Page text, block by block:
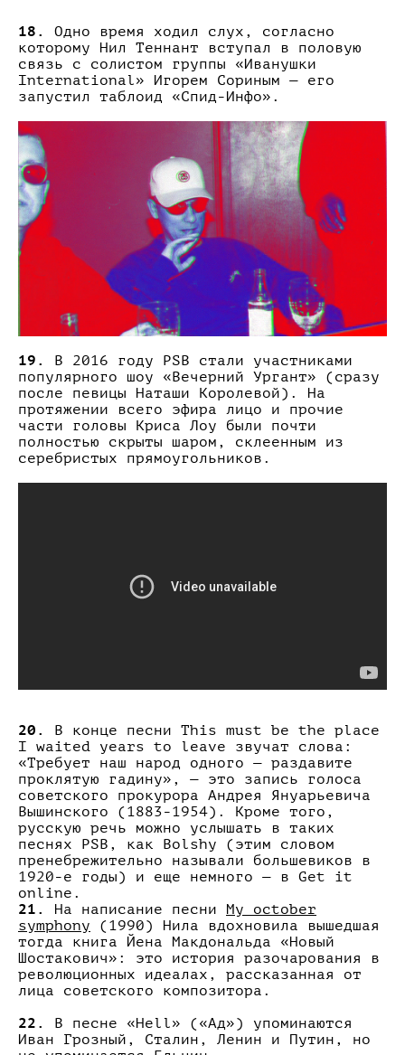
18. Одно время ходил слух, согласно
которому Нил Теннант вступал в половую
связь с солистом группы «Иванушки
International» Игорем Сориным — его
запустил таблоид «Спид-Инфо».
19. В 2016 году PSB стали участниками
популярного шоу «Вечерний Ургант» (сразу
после певицы Наташи Королевой). На
протяжении всего эфира лицо и прочие
части головы Криса Лоу были почти
полностью скрыты шаром, склеенным из
серебристых прямоугольников.
20. В конце песни This must be the place
I waited years to leave звучат слова:
«Требует наш народ одного — раздавите
проклятую гадину», — это запись голоса
советского прокурора Андрея Януарьевича
Вышинского (1883-1954). Кроме того,
русскую речь можно услышать в таких
песнях PSB, как Bolshy (этим словом
пренебрежительно называли большевиков в
1920-е годы) и еще немного — в Get it
online.
21. На написание песни My october
symphony (1990) Нила вдохновила вышедшая
тогда книга Йена Макдональда «Новый
Шостакович»: это история разочарования в
революционных идеалах, рассказанная от
лица советского композитора.
22. В песне «Hell» («Ад») упоминаются
Иван Грозный, Сталин, Ленин и Путин, но